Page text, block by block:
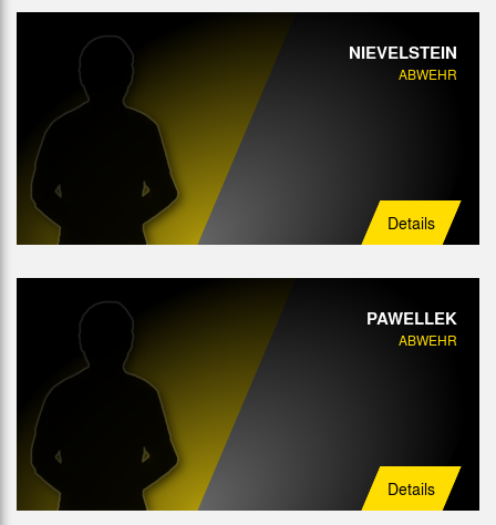
NIEVELSTEIN
ABWEHR
Details
PAWELLEK
ABWEHR
Details